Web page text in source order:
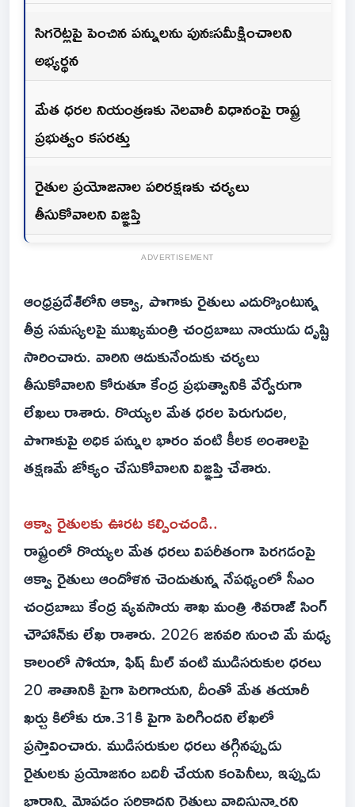
సిగరెట్లపై పెంచిన పన్నులను పునఃసమీక్షించాలని
అభ్యర్థన
మేత ధరల నియంత్రణకు నెలవారీ విధానంపై రాష్ట్ర
ప్రభుత్వం కసరత్తు
రైతుల ప్రయోజనాల పరిరక్షణకు చర్యలు
తీసుకోవాలని విజ్ఞప్తి
ADVERTISEMENT
ఆంధ్రప్రదేశ్‌లోని ఆక్వా, పొగాకు రైతులు ఎదుర్కొంటున్న
తీవ్ర సమస్యలపై ముఖ్యమంత్రి చంద్రబాబు నాయుడు దృష్టి
సారించారు. వారిని ఆదుకునేందుకు చర్యలు
తీసుకోవాలని కోరుతూ కేంద్ర ప్రభుత్వానికి వేర్వేరుగా
లేఖలు రాశారు. రొయ్యల మేత ధరల పెరుగుదల,
పొగాకుపై అధిక పన్నుల భారం వంటి కీలక అంశాలపై
తక్షణమే జోక్యం చేసుకోవాలని విజ్ఞప్తి చేశారు.
ఆక్వా రైతులకు ఊరట కల్పించండి..
రాష్ట్రంలో రొయ్యల మేత ధరలు విపరీతంగా పెరగడంపై
ఆక్వా రైతులు ఆందోళన చెందుతున్న నేపథ్యంలో సీఎం
చంద్రబాబు కేంద్ర వ్యవసాయ శాఖ మంత్రి శివరాజ్ సింగ్
చౌహాన్‌కు లేఖ రాశారు. 2026 జనవరి నుంచి మే మధ్య
కాలంలో సోయా, ఫిష్ మీల్ వంటి ముడిసరుకుల ధరలు
20 శాతానికి పైగా పెరిగాయని, దీంతో మేత తయారీ
ఖర్చు కిలోకు రూ.31కి పైగా పెరిగిందని లేఖలో
ప్రస్తావించారు. ముడిసరుకుల ధరలు తగ్గినప్పుడు
రైతులకు ప్రయోజనం బదిలీ చేయని కంపెనీలు, ఇప్పుడు
భారాన్ని మోపడం సరికాదని రైతులు వాదిస్తున్నారని